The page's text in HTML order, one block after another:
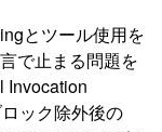
とツール使用を
で止まる問題を
Invocation
ック除外後の